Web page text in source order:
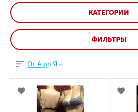
КАТЕГОРИИ
ФИЛЬТРЫ
От А до Я